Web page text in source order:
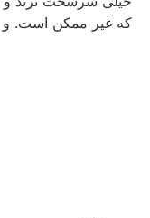
که غیر ممکن است. و